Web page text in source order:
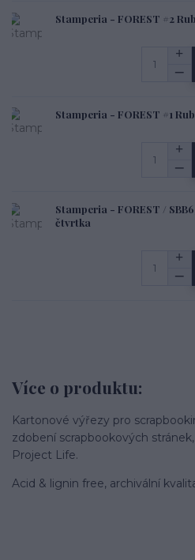
Stamperia - FOREST #2
Stamperia - FOREST #1
Stamperia - FOREST /
čtvrtka
Více o produktu:
Kartonové výřezy pro
zdobení scrapbookových
Project Life.
Acid & lignin free, archivální